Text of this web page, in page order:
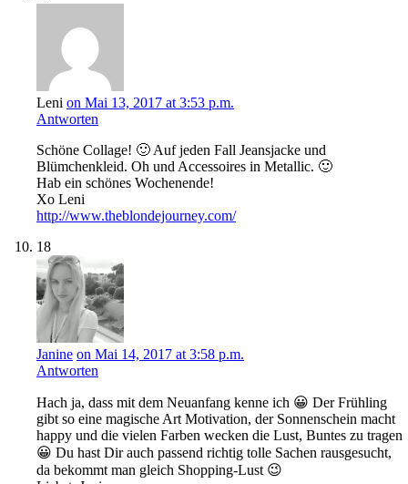
Leni on Mai 13, 2017 at 3:53 p.m.
Antworten
Schöne Collage! 🙂 Auf jeden Fall Jeansjacke und
Blümchenkleid. Oh und Accessoires in Metallic. 🙂
Hab ein schönes Wochenende!
Xo Leni
http://www.theblondejourney.com/
18
Janine on Mai 14, 2017 at 3:58 p.m.
Antworten
Hach ja, dass mit dem Neuanfang kenne ich 😀 Der Frühling
gibt so eine magische Art Motivation, der Sonnenschein macht
happy und die vielen Farben wecken die Lust, Buntes zu tragen
😀 Du hast Dir auch passend richtig tolle Sachen rausgesucht,
da bekommt man gleich Shopping-Lust 😉